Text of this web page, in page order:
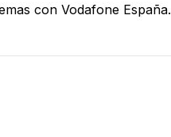
con Vodafone España.